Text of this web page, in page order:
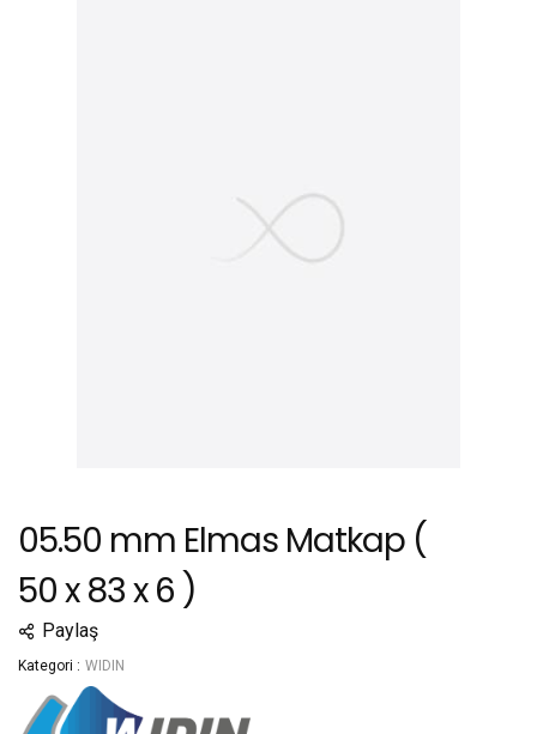
05.50 mm Elmas Matkap (
50 x 83 x 6 )
Paylaş
Kategori : WIDIN